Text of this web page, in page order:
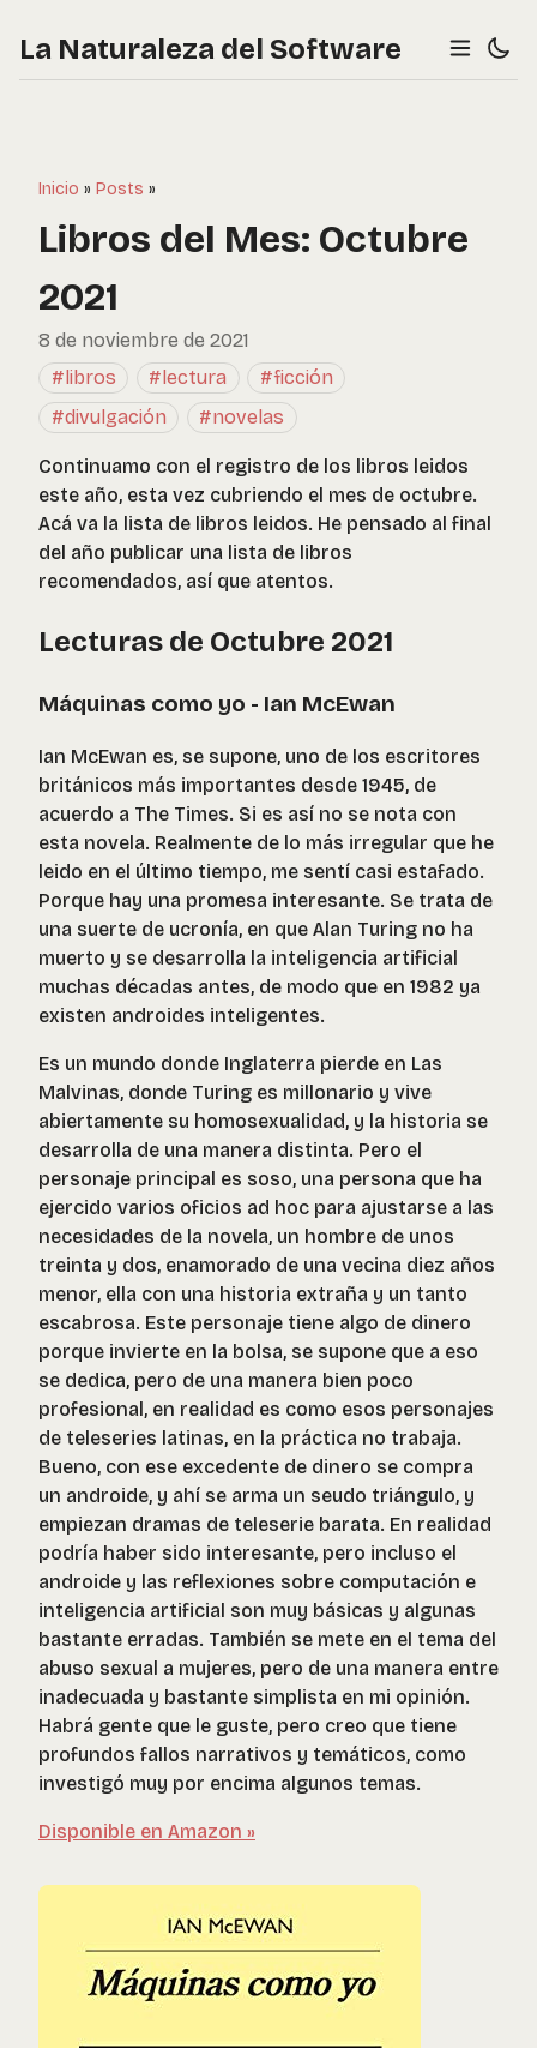
La Naturaleza del Software
Inicio » Posts »
Libros del Mes: Octubre
2021
8 de noviembre de 2021
#libros
#lectura
#ficción
#divulgación
#novelas
Continuamo con el registro de los libros leidos
este año, esta vez cubriendo el mes de octubre.
Acá va la lista de libros leidos. He pensado al final
del año publicar una lista de libros
recomendados, así que atentos.
Lecturas de Octubre 2021
Máquinas como yo - Ian McEwan
Ian McEwan es, se supone, uno de los escritores
británicos más importantes desde 1945, de
acuerdo a The Times. Si es así no se nota con
esta novela. Realmente de lo más irregular que he
leido en el último tiempo, me sentí casi estafado.
Porque hay una promesa interesante. Se trata de
una suerte de ucronía, en que Alan Turing no ha
muerto y se desarrolla la inteligencia artificial
muchas décadas antes, de modo que en 1982 ya
existen androides inteligentes.
Es un mundo donde Inglaterra pierde en Las
Malvinas, donde Turing es millonario y vive
abiertamente su homosexualidad, y la historia se
desarrolla de una manera distinta. Pero el
personaje principal es soso, una persona que ha
ejercido varios oficios ad hoc para ajustarse a las
necesidades de la novela, un hombre de unos
treinta y dos, enamorado de una vecina diez años
menor, ella con una historia extraña y un tanto
escabrosa. Este personaje tiene algo de dinero
porque invierte en la bolsa, se supone que a eso
se dedica, pero de una manera bien poco
profesional, en realidad es como esos personajes
de teleseries latinas, en la práctica no trabaja.
Bueno, con ese excedente de dinero se compra
un androide, y ahí se arma un seudo triángulo, y
empiezan dramas de teleserie barata. En realidad
podría haber sido interesante, pero incluso el
androide y las reflexiones sobre computación e
inteligencia artificial son muy básicas y algunas
bastante erradas. También se mete en el tema del
abuso sexual a mujeres, pero de una manera entre
inadecuada y bastante simplista en mi opinión.
Habrá gente que le guste, pero creo que tiene
profundos fallos narrativos y temáticos, como
investigó muy por encima algunos temas.
Disponible en Amazon »